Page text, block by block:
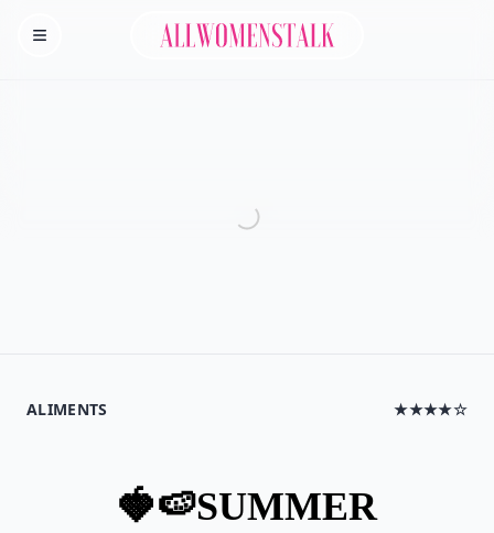
Homepage
Allwomenstalk
ALIMENTS ★★★★☆
🍓🍉SUMMER